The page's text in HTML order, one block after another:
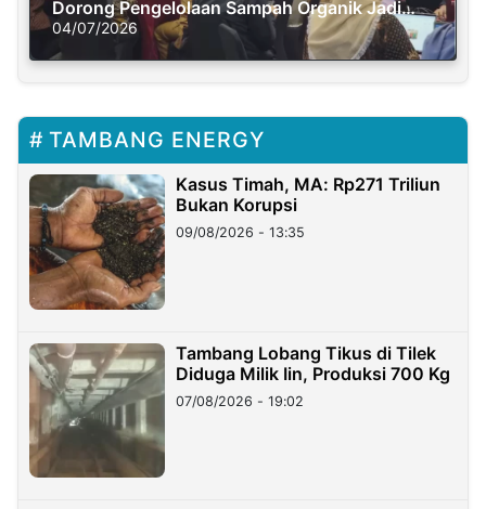
Dorong Pengelolaan Sampah Organik Jadi
Solusi Krisis Iklim
04/07/2026
TAMBANG ENERGY
Kasus Timah, MA: Rp271 Triliun
Bukan Korupsi
09/08/2026 - 13:35
Tambang Lobang Tikus di Tilek
Diduga Milik Iin, Produksi 700 Kg
07/08/2026 - 19:02